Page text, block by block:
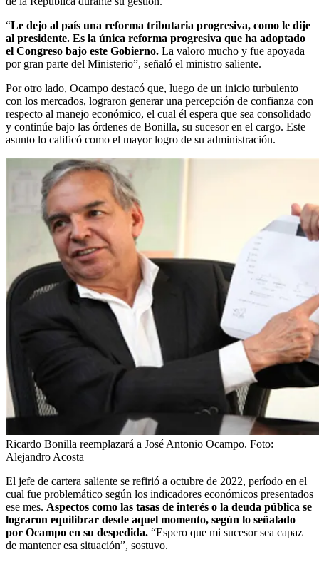
“Le dejo al país una reforma tributaria progresiva, como le dije
al presidente. Es la única reforma progresiva que ha adoptado
el Congreso bajo este Gobierno. La valoro mucho y fue apoyada
por gran parte del Ministerio”, señaló el ministro saliente.
Por otro lado, Ocampo destacó que, luego de un inicio turbulento
con los mercados, lograron generar una percepción de confianza con
respecto al manejo económico, el cual él espera que sea consolidado
y continúe bajo las órdenes de Bonilla, su sucesor en el cargo. Este
asunto lo calificó como el mayor logro de su administración.
Ricardo Bonilla reemplazará a José Antonio Ocampo. Foto:
Alejandro Acosta
El jefe de cartera saliente se refirió a octubre de 2022, período en el
cual fue problemático según los indicadores económicos presentados
ese mes. Aspectos como las tasas de interés o la deuda pública se
lograron equilibrar desde aquel momento, según lo señalado
por Ocampo en su despedida. “Espero que mi sucesor sea capaz
de mantener esa situación”, sostuvo.